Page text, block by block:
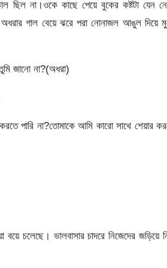
ছিল না।ওকে কাছে পেয়ে বুকের কষ্টটা যেন
গাল বেয়ে ঝরে পরা নোনাজল আঙুল দিয়ে
জানো না?(অধরা)
পারি না?তোমাকে আমি কারো সাথে শেয়ার
চলেছে। ভালবাসার চাদরে নিজেদের জড়িয়ে